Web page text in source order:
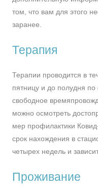
том, что вам для этого
заранее.
Терапия
Терапии проводится в
пятницу и до полудня
свободное
можно осмотреть
мер профилактики
срок нахождения в
четырех недель и
Проживание